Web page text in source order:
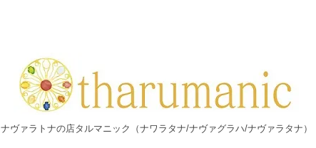
ナヴァラトナの店タルマニック（ナワラタナ/ナヴァグラハ/ナヴァラタナ）